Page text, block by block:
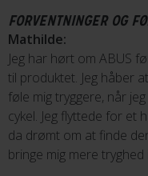
FORVENTNINGER OG
Mathilde:
Jeg har hørt om ABUS
til produktet. Jeg håber
føle mig tryggere, når
cykel. Jeg flyttede for et
da drømt om at finde
bringe mig mere tryghed